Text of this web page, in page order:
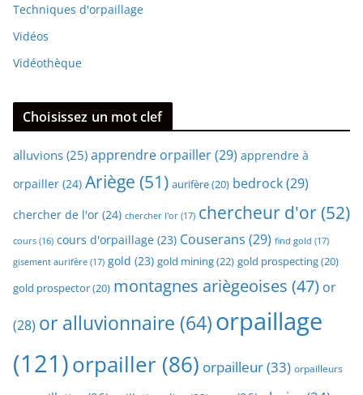
Techniques d'orpaillage
Vidéos
Vidéothèque
Choisissez un mot clef
alluvions (25) apprendre orpailler(29) apprendre à
orpailler (24) Ariège (51) aurifère(20) bedrock(29)
chercher de l'or (24) chercher l'or (17) chercheur d'or(52)
cours (16) cours d'orpaillage (23) Couserans (29) find gold (17)
gisement aurifère (17) gold (23) gold mining(22) gold prospecting(20)
gold prospector(20) montagnes ariègeoises (47) or
(28) or alluvionnaire (64)orpaillage
(121)orpailler (86) orpailleur(33) orpailleurs